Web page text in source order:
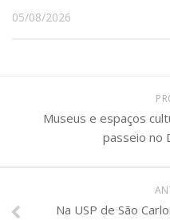
05/08/2026
Museus e espaços
passeio no
Na USP de São